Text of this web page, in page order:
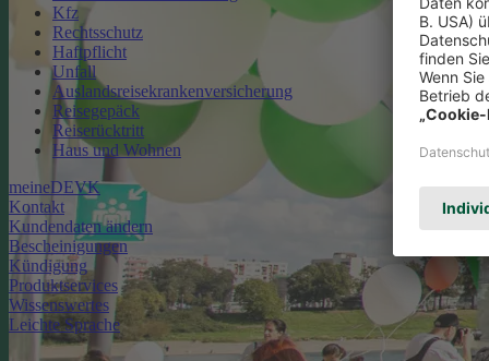
Kfz
Rechtsschutz
Haftpflicht
Unfall
Auslandsreisekrankenversicherung
Reisegepäck
Reiserücktritt
Haus und Wohnen
meineDEVK
Kontakt
Kundendaten ändern
Bescheinigungen
Kündigung
Produktservices
Wissenswertes
Leichte Sprache